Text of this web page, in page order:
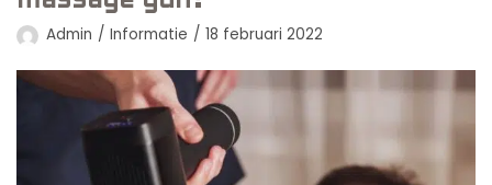
Normaal Formaat Massage Guns
Professionele Massage Guns
Mini Massage Guns
Admin Informatie 18 februari 2022